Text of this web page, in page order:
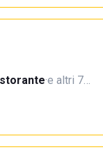
·e altri 7…